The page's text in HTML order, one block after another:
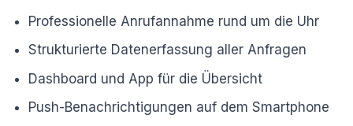
Professionelle Anrufannahme rund um die Uhr
Strukturierte Datenerfassung aller Anfragen
Dashboard und App für die Übersicht
Push-Benachrichtigungen auf dem Smartphone